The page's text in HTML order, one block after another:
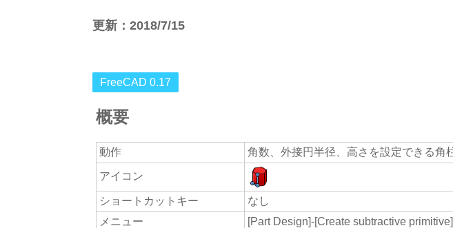
更新：2018/7/15
FreeCAD 0.17
概要
動作 角数、外接円半径、高さを設定できる角
アイコン
ショートカットキー
なし
メニュー
[Part Design]-[Create subtractive